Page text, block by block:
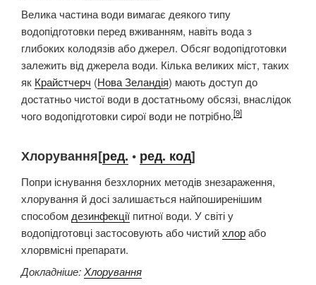
Велика частина води вимагає деякого типу
водопідготовки перед вживанням, навіть вода з
глибоких колодязів або джерел. Обсяг водопідготовки
залежить від джерела води. Кілька великих міст, таких
як Крайстчерч (Нова Зеландія) мають доступ до
достатньо чистої води в достатньому обсязі, внаслідок
чого водопідготовки сирої води не потрібно.[9]
Хлорування[ред. • ред. код]
Попри існування безхлорних методів знезараження,
хлорування й досі залишається найпоширенішим
способом дезинфекції питної води. У світі у
водопідготовці застосовують або чистийхлорабо
хлорвмісні препарати.
Докладніше:Хлорування